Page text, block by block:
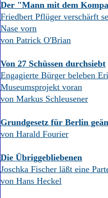
Der "Mann mit dem
Friedbert Pflüger verschärft
Nase vorn
von Patrick O'Brian
Von 27 Schüssen durchsiebt
Engagierte Bürger beleben
Museumsprojekt voran
von Markus Schleusener
Grundgesetz für Berlin
von Harald Fourier
Die Übriggebliebenen
Joschka Fischer läßt eine
von Hans Heckel